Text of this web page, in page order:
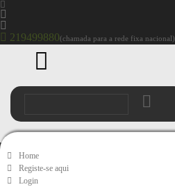
219499880(chamada para a rede fixa nacional)
Home
Registe-se aqui
Login